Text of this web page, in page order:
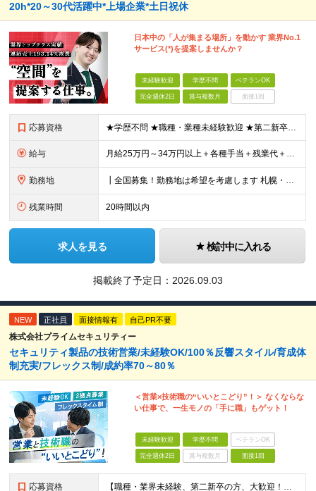
20h*20～30代活躍中*上場企業*土日祝休
日本中の「人が集まる場所」を動かす 業界No.1
サービス(*)を提案しませんか？
未経験歓迎 学歴不問 ベテランOK
完全週休2日 賞与複数月 面接1回
応募資格 ★学歴不問 ★職種・業種未経験歓迎 ★第二新卒歓迎 ＜こんな方にオススメ＞ ◎一つの商材ではなく、幅広い提案で勝負したい ◎成長企業でスケールの大きい仕事に挑戦したい ◎実力を評価されたい＆腰を据え
給与 月給25万円～34万円以上＋各種手当＋残業代＋賞与年2回 初年度想定年収：348万円～ ※経験・能力を考慮のうえ優遇します。 ※上記にはエリア給（10,000円～15,000円）、見込み残業代（20
勤務地 ┃全国募集！勤務地は希望を考慮します 札幌・仙台・東京・横浜・金沢・名古屋・大阪・京都・広島・福岡 募集 ※上記のほか、全国に拠点あり ※キャリアアップやキャリアシフトに伴う転勤も一部ありますが、基
残業時間 20時間以内
求人を見る 検討中に入れる
掲載終了予定日： 2026.09.03
NEW 正社員 面接情報有 自己PR不要
株式会社プライムセキュリティー
セキュリティ製品の技術営業/未経験OK/100％反響スタイル/育成体
制充実/フレックス制/成約率70～80％
＜営業×技術職の“いいとこどり”！＞ なくならな
い仕事で、一生モノの「手に職」もゲット！
未経験歓迎 学歴不問 ベテランOK
完全週休2日 賞与複数月 面接1回
応募資格 【職種・業界未経験、第二新卒の方、大歓迎！】 ■未経験OK ■学歴不問 ■普通自動車免許をお持ちの方（AT限定可） ≪こんな方にピッタリです！≫ ・未経験から「手に職」をつけて将来の安心を手に入れた